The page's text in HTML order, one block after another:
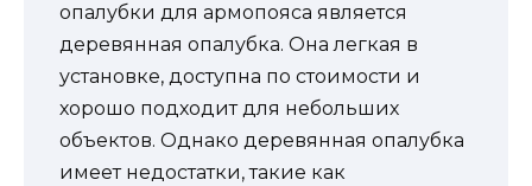
опалубки для армопояса является
деревянная опалубка. Она легкая в
установке, доступна по стоимости и
хорошо подходит для небольших
объектов. Однако деревянная опалубка
имеет недостатки, такие как